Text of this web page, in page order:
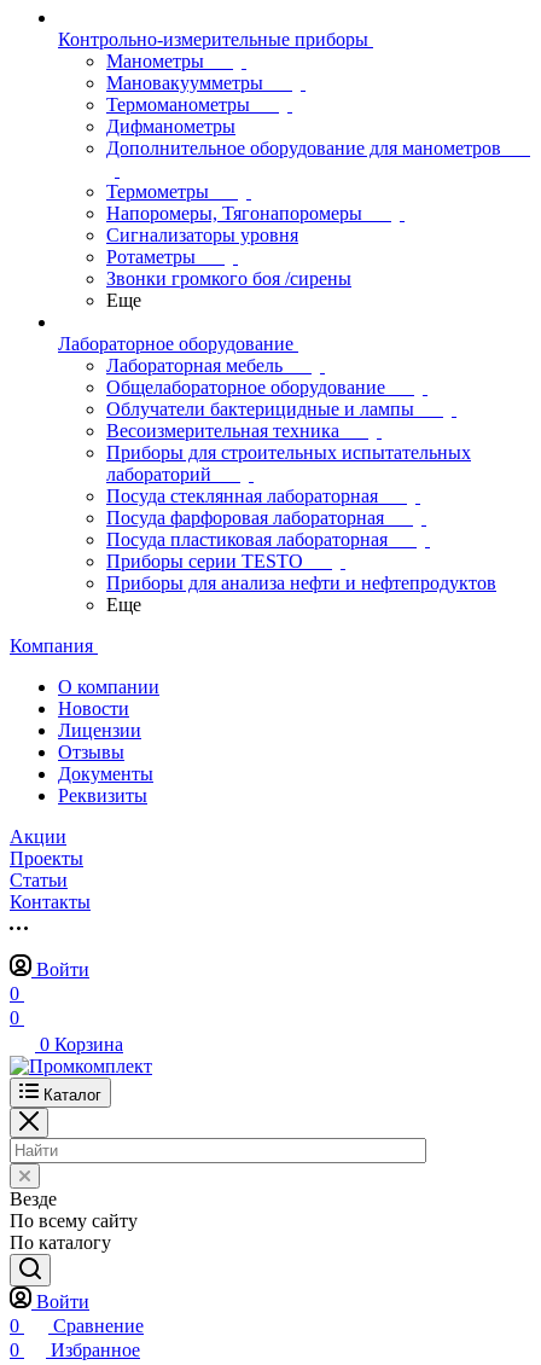
Контрольно-измерительные приборы
Манометры
Мановакуумметры
Термоманометры
Дифманометры
Дополнительное оборудование для манометров
Термометры
Напоромеры, Тягонапоромеры
Сигнализаторы уровня
Ротаметры
Звонки громкого боя /сирены
Еще
Лабораторное оборудование
Лабораторная мебель
Общелабораторное оборудование
Облучатели бактерицидные и лампы
Весоизмерительная техника
Приборы для строительных испытательных
лабораторий
Посуда стеклянная лабораторная
Посуда фарфоровая лабораторная
Посуда пластиковая лабораторная
Приборы серии TESTO
Приборы для анализа нефти и нефтепродуктов
Еще
Компания
О компании
Новости
Лицензии
Отзывы
Документы
Реквизиты
Акции
Проекты
Статьи
Контакты
Войти
0
0
0 Корзина
Каталог
Везде
По всему сайту
По каталогу
Войти
0
Сравнение
0
Избранное